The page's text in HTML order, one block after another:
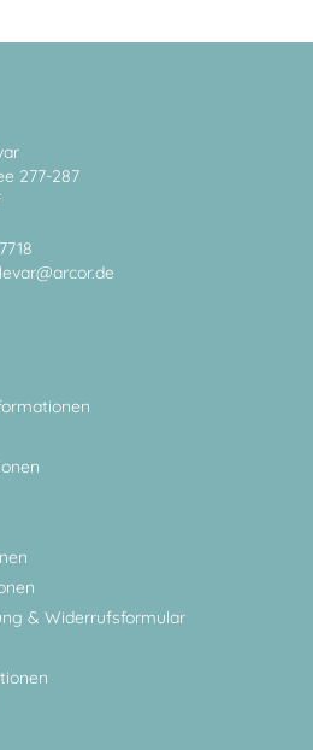
277-287
& Widerrufsformular